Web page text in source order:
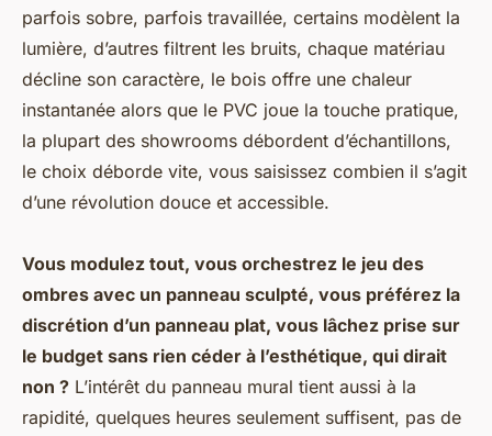
parfois sobre, parfois travaillée, certains modèlent la
lumière, d’autres filtrent les bruits, chaque matériau
décline son caractère, le bois offre une chaleur
instantanée alors que le PVC joue la touche pratique,
la plupart des showrooms débordent d’échantillons,
le choix déborde vite, vous saisissez combien il s’agit
d’une révolution douce et accessible.
Vous modulez tout, vous orchestrez le jeu des
ombres avec un panneau sculpté, vous préférez la
discrétion d’un panneau plat, vous lâchez prise sur
le budget sans rien céder à l’esthétique, qui dirait
non ? L’intérêt du panneau mural tient aussi à la
rapidité, quelques heures seulement suffisent, pas de